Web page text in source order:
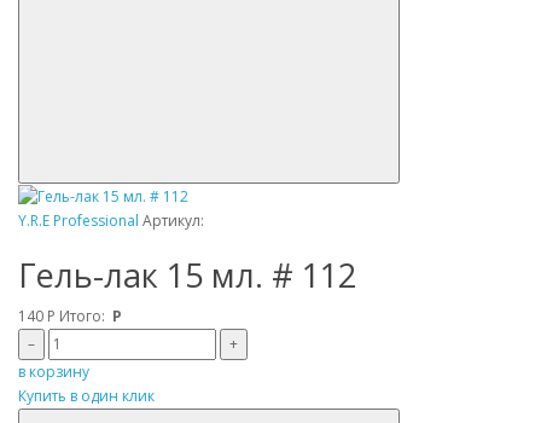
Y.R.E Professional Артикул:
Гель-лак 15 мл. # 112
140 Р Итого: Р
–
+
в корзину
Купить в один клик